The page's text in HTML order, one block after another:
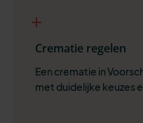
Crematie regelen
Een crematie in
met duidelijke keuzes